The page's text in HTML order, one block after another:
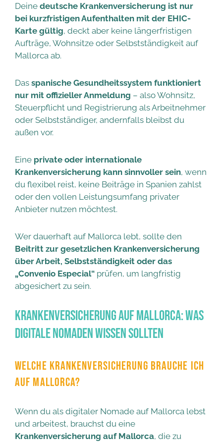
Deine deutsche Krankenversicherung ist nur
bei kurzfristigen Aufenthalten mit der EHIC-
Karte gültig, deckt aber keine längerfristigen
Aufträge, Wohnsitze oder Selbstständigkeit auf
Mallorca ab.
Das spanische Gesundheitssystem funktioniert
nur mit offizieller Anmeldung – also Wohnsitz,
Steuerpflicht und Registrierung als Arbeitnehmer
oder Selbstständiger, andernfalls bleibst du
außen vor.
Eine private oder internationale
Krankenversicherung kann sinnvoller sein, wenn
du flexibel reist, keine Beiträge in Spanien zahlst
oder den vollen Leistungsumfang privater
Anbieter nutzen möchtest.
Wer dauerhaft auf Mallorca lebt, sollte den
Beitritt zur gesetzlichen Krankenversicherung
über Arbeit, Selbstständigkeit oder das
„Convenio Especial“ prüfen, um langfristig
abgesichert zu sein.
Krankenversicherung auf Mallorca: Was
digitale Nomaden wissen sollten
WELCHE KRANKENVERSICHERUNG BRAUCHE ICH
AUF MALLORCA?
Wenn du als digitaler Nomade auf Mallorca lebst
und arbeitest, brauchst du eine
Krankenversicherung auf Mallorca, die zu